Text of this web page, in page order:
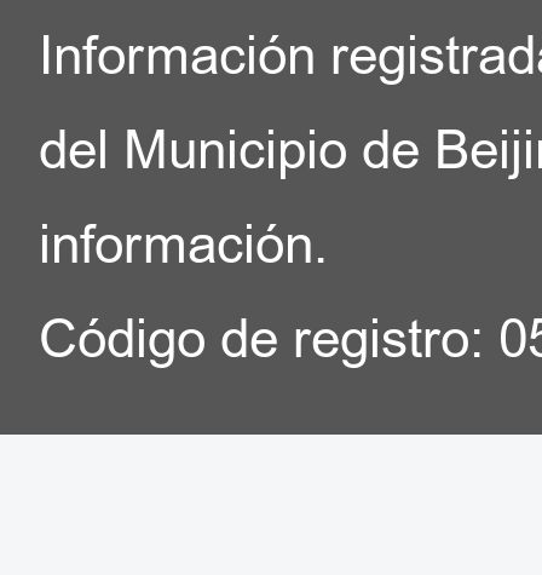
Información
del Municipio de
información.
Código de registro: